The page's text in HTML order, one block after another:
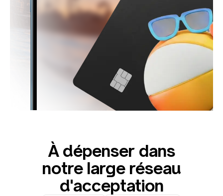
À dépenser dans
notre large réseau
d'acceptation